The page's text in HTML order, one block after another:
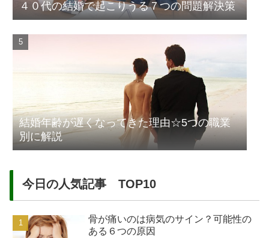
４０代の結婚で起こりうる７つの問題解決策
結婚年齢が遅くなってきた理由☆5つの職業
別に解説
今日の人気記事 TOP10
骨が痛いのは病気のサイン？可能性の
ある６つの原因